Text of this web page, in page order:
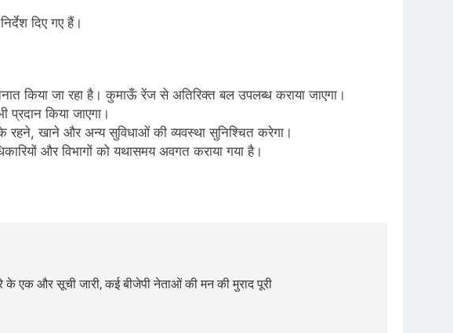
दिए गए हैं।
किया जा रहा है। कुमाऊँ रेंज से अतिरिक्त बल उपलब्ध कराया जाएगा।
प्रदान किया जाएगा।
खाने और अन्य सुविधाओं की व्यवस्था सुनिश्चित करेगा।
और विभागों को यथासमय अवगत कराया गया है।
के एक और सूची जारी, कई बीजेपी नेताओं की मन की मुराद पूरी